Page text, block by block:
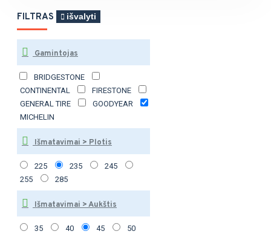
FILTRAS išvalyti
Gamintojas
BRIDGESTONE
CONTINENTAL
FIRESTONE
GENERAL TIRE
GOODYEAR
MICHELIN
Išmatavimai > Plotis
225 235
245
255
285
Išmatavimai > Aukštis
35 40 45
50